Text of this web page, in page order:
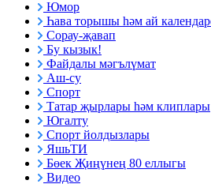
Юмор
Һава торышы һәм ай
Сорау-җавап
Бу кызык!
Файдалы мәгълүмат
Аш-су
Спорт
Татар җырлары һәм клиплары
Югалту
Спорт йолдызлары
ЯшьТИ
Бөек Җиңүнең 80 еллыгы
Видео